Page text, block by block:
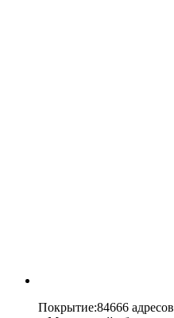
Покрытие:84666 адресов